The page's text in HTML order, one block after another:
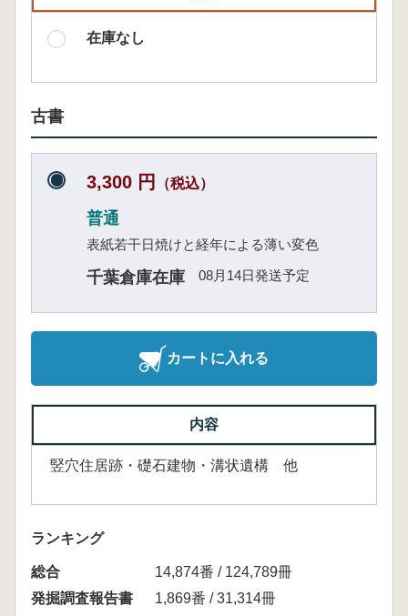
在庫なし
古書
3,300 円 （税込）
普通
表紙若干日焼けと経年による薄い変色
千葉倉庫在庫 08月14日発送予定
カートに入れる
内容
竪穴住居跡・礎石建物・溝状遺構 他
ランキング
総合
14,874番 / 124,789冊
発掘調査報告書
1,869番 / 31,314冊